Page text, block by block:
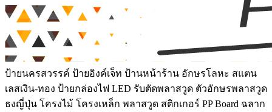
ป้ายนครสวรรค์ ป้ายอิงค์เจ็ท ป้านหน้าร้าน อักษรโลหะ สแตน
เลสเงิน-ทอง ป้ายกล่องไฟ LED รับตัดพลาสวูด ตัวอักษรพลาสวูด
ธงญี่ปุ่น โครงไม้ โครงเหล็ก พลาสวูด สติกเกอร์ PP Board ฉลาก